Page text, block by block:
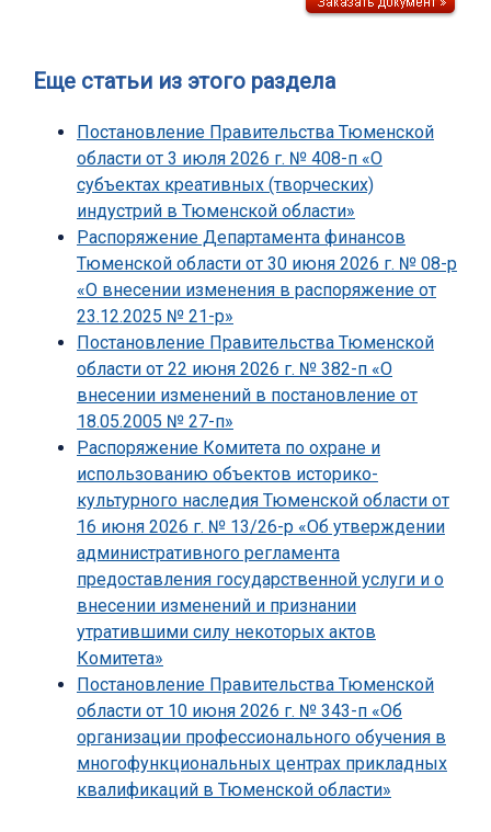
Еще статьи из этого раздела
Постановление Правительства Тюменской
области от 3 июля 2026 г. № 408-п «О
субъектах креативных (творческих)
индустрий в Тюменской области»
Распоряжение Департамента финансов
Тюменской области от 30 июня 2026 г. № 08-р
«О внесении изменения в распоряжение от
23.12.2025 № 21-р»
Постановление Правительства Тюменской
области от 22 июня 2026 г. № 382-п «О
внесении изменений в постановление от
18.05.2005 № 27-п»
Распоряжение Комитета по охране и
использованию объектов историко-
культурного наследия Тюменской области от
16 июня 2026 г. № 13/26-р «Об утверждении
административного регламента
предоставления государственной услуги и о
внесении изменений и признании
утратившими силу некоторых актов
Комитета»
Постановление Правительства Тюменской
области от 10 июня 2026 г. № 343-п «Об
организации профессионального обучения в
многофункциональных центрах прикладных
квалификаций в Тюменской области»